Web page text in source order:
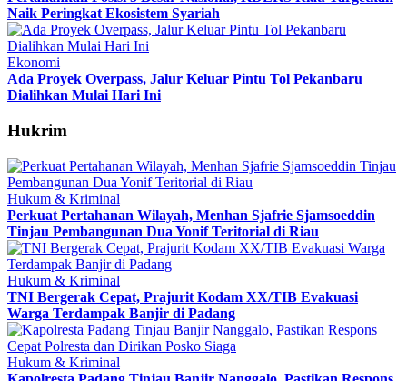
Naik Peringkat Ekosistem Syariah
Ekonomi
Ada Proyek Overpass, Jalur Keluar Pintu Tol Pekanbaru
Dialihkan Mulai Hari Ini
Hukrim
Hukum & Kriminal
Perkuat Pertahanan Wilayah, Menhan Sjafrie Sjamsoeddin
Tinjau Pembangunan Dua Yonif Teritorial di Riau
Hukum & Kriminal
TNI Bergerak Cepat, Prajurit Kodam XX/TIB Evakuasi
Warga Terdampak Banjir di Padang
Hukum & Kriminal